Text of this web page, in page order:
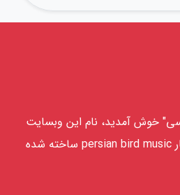
خوش آمدید، نام این وبسایت
pbmusic است و از اختصار persian bird music ساخته شده